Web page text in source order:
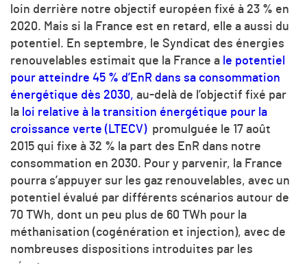
loin derrière notre objectif européen fixé à 23 % en
2020. Mais si la France est en retard, elle a aussi du
potentiel. En septembre, le Syndicat des énergies
renouvelables estimait que la France a le potentiel
pour atteindre 45 % d’EnR dans sa consommation
énergétique dès 2030, au-delà de l’objectif fixé par
la loi relative à la transition énergétique pour la
croissance verte (LTECV)promulguée le 17 août
2015 qui fixe à 32 % la part des EnR dans notre
consommation en 2030. Pour y parvenir, la France
pourra s’appuyer sur les gaz renouvelables, avec un
potentiel évalué par différents scénarios autour de
70 TWh, dont un peu plus de 60 TWh pour la
méthanisation (cogénération et injection), avec de
nombreuses dispositions introduites par les